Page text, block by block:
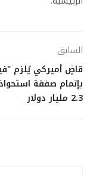
السابق
قاضٍ أميركي يُلزم
بإتمام صفقة
2.3 مليار دولار